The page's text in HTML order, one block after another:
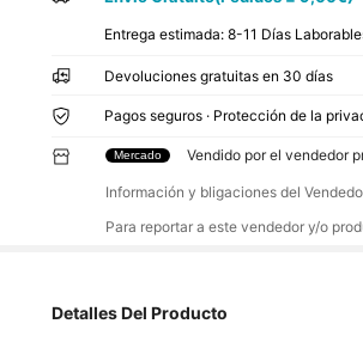
Entrega estimada:8-11 Días
Devoluciones gratuitas en 30 días
Pagos seguros · Protección de la
Mercado Vendido por el vendedor
Información y bligaciones del
Para reportar a este vendedor y/o
Detalles Del Producto